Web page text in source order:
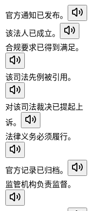
官方通知已发布。
该法人已成立。
合规要求已得到满足。
该司法先例被引用。
对该司法裁决已提起上
诉。
法律义务必须履行。
官方记录已归档。
监管机构负责监督。